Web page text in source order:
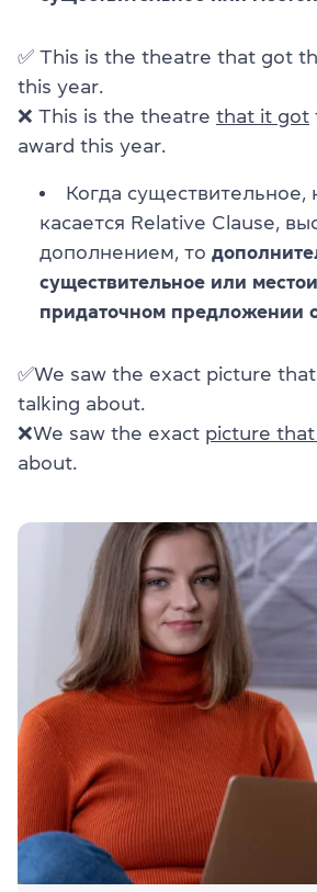
✅ This is the theatre that got
this year.
❌ This is the theatre that it got
award this year.
Когда существительное,
касается Relative Clause,
дополнением, то
существительное или
придаточном предложении
✅We saw the exact picture
talking about.
❌We saw the exact picture
about.